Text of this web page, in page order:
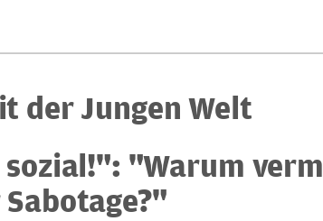
der Jungen Welt
"Warum